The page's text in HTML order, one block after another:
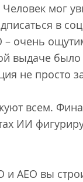
мог
в
– очень
выдаче было
не просто
всем.
ИИ
AEO вы